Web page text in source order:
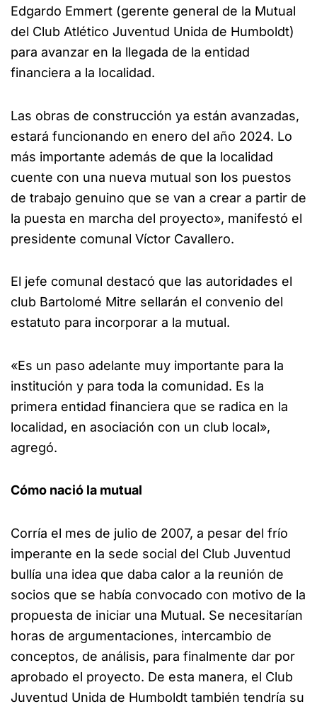
Edgardo Emmert (gerente general de la Mutual
del Club Atlético Juventud Unida de Humboldt)
para avanzar en la llegada de la entidad
financiera a la localidad.
Las obras de construcción ya están avanzadas,
estará funcionando en enero del año 2024. Lo
más importante además de que la localidad
cuente con una nueva mutual son los puestos
de trabajo genuino que se van a crear a partir de
la puesta en marcha del proyecto», manifestó el
presidente comunal Víctor Cavallero.
El jefe comunal destacó que las autoridades el
club Bartolomé Mitre sellarán el convenio del
estatuto para incorporar a la mutual.
«Es un paso adelante muy importante para la
institución y para toda la comunidad. Es la
primera entidad financiera que se radica en la
localidad, en asociación con un club local»,
agregó.
Cómo nació la mutual
Corría el mes de julio de 2007, a pesar del frío
imperante en la sede social del Club Juventud
bullía una idea que daba calor a la reunión de
socios que se había convocado con motivo de la
propuesta de iniciar una Mutual. Se necesitarían
horas de argumentaciones, intercambio de
conceptos, de análisis, para finalmente dar por
aprobado el proyecto. De esta manera, el Club
Juventud Unida de Humboldt también tendría su